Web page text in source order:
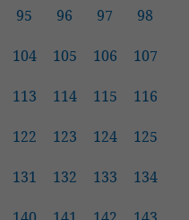
95 96 97 98
104 105 106 107
113 114 115 116
122 123 124 125
131 132 133 134